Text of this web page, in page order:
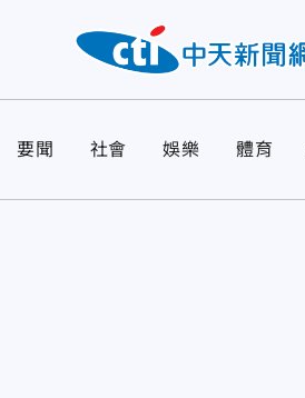
要聞 社會 娛樂 體育